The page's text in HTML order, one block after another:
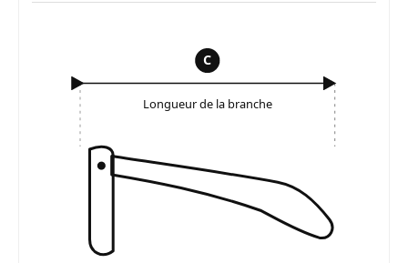
C
Longueur de la branche